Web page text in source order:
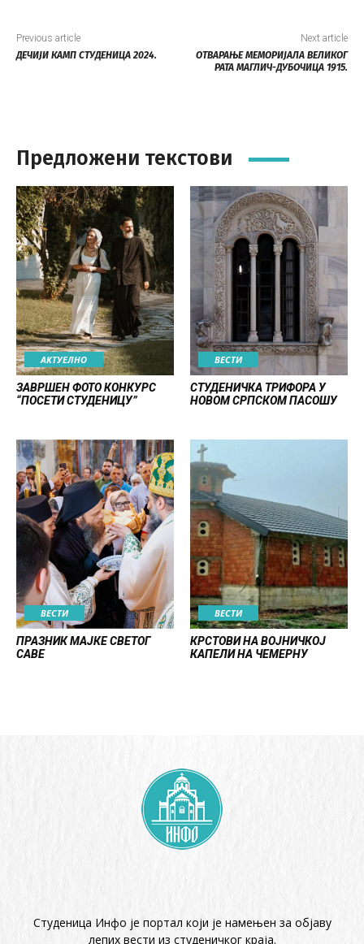
Previous article
ДЕЧИЈИ КАМП СТУДЕНИЦА 2024.
Next article
ОТВАРАЊЕ МЕМОРИЈАЛА ВЕЛИКОГ
РАТА МАГЛИЧ-ДУБОЧИЦА 1915.
Предложени текстови
АКТУЕЛНО
ЗАВРШЕН ФОТО КОНКУРС
“ПОСЕТИ СТУДЕНИЦУ”
ВЕСТИ
СТУДЕНИЧКА ТРИФОРА У
НОВОМ СРПСКОМ ПАСОШУ
ВЕСТИ
ПРАЗНИК МАЈКЕ СВЕТОГ
САВЕ
ВЕСТИ
КРСТОВИ НА ВОЈНИЧКОЈ
КАПЕЛИ НА ЧЕМЕРНУ
Студеница Инфо је портал који је намењен за објaву
лепих вести из студеничког краја.